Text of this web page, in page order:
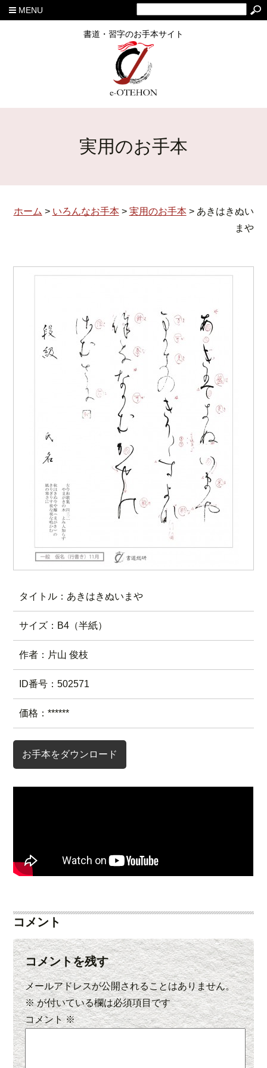
MENU
書道・習字のお手本サイト
実用のお手本
ホーム > いろんなお手本> 実用のお手本> あきはきぬい
まや
タイトル：あきはきぬいまや
サイズ：B4（半紙）
作者：片山 俊枝
ID番号：502571
価格：******
お手本をダウンロード
コメント
コメントを残す
メールアドレスが公開されることはありません。
※が付いている欄は必須項目です
コメント※